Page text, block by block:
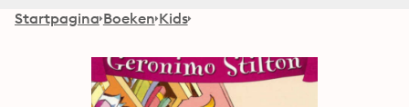
Startpagina Boeken Kids